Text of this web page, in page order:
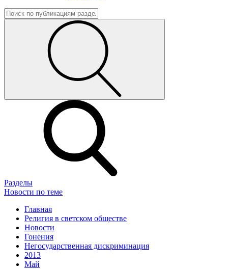
Разделы
Новости по теме
Главная
Религия в светском обществе
Новости
Гонения
Негосударственная дискриминация
2013
Май